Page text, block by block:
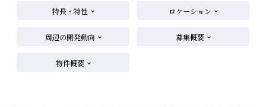
特長・特性 ロケーション
周辺の開発動向 募集概要
物件概要